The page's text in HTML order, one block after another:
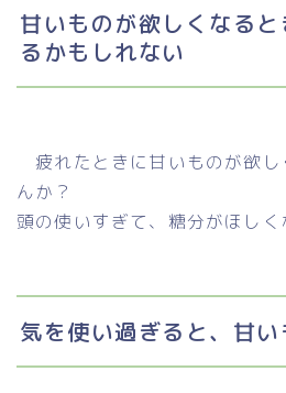
甘いものが欲しくなる
るかもしれない
疲れたときに甘いものが欲し
んか？
頭の使いすぎて、糖分がほしく
気を使い過ぎると、甘